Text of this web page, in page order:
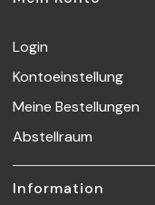
Login
Kontoeinstellung
Meine Bestellungen
Abstellraum
Information